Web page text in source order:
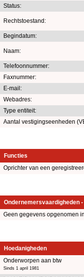
Status:
Rechtstoestand:
Begindatum:
Naam:
Telefoonnummer:
Faxnummer:
E-mail:
Webadres:
Type entiteit:
Aantal vestigingseenheden
Functies
Oprichter van een
Ondernemersvaardigheden
Geen gegevens opgenomen
Hoedanigheden
Onderworpen aan btw
Sinds 1 april 1981